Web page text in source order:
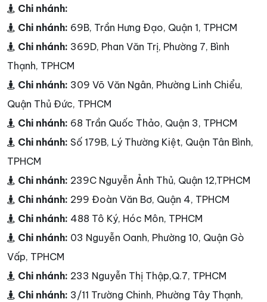
Chi nhánh:
Chi nhánh: 69B, Trần Hưng Đạo, Quận 1, TPHCM
Chi nhánh: 369D, Phan Văn Trị, Phường 7, Bình
Thạnh, TPHCM
Chi nhánh: 309 Võ Văn Ngân, Phường Linh Chiểu,
Quận Thủ Đức, TPHCM
Chi nhánh: 68 Trần Quốc Thảo, Quận 3, TPHCM
Chi nhánh: Số 179B, Lý Thường Kiệt, Quận Tân Bình,
TPHCM
Chi nhánh: 239C Nguyễn Ảnh Thủ, Quận 12,TPHCM
Chi nhánh: 299 Đoàn Văn Bơ, Quận 4, TPHCM
Chi nhánh: 488 Tô Ký, Hóc Môn, TPHCM
Chi nhánh: 03 Nguyễn Oanh, Phường 10, Quận Gò
Vấp, TPHCM
Chi nhánh: 233 Nguyễn Thị Thập,Q.7, TPHCM
Chi nhánh: 3/11 Trường Chinh, Phường Tây Thạnh,